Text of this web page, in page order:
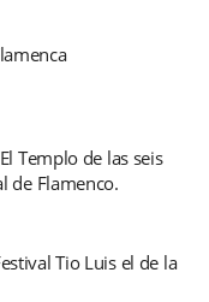
Templo de las seis
de Flamenco.
Tio Luis el de la